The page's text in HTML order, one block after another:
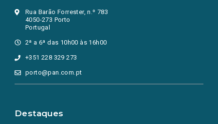
Rua Barão Forrester, n.º 783
4050-273 Porto
Portugal
2ª a 6ª das 10h00 às 16h00
+351 228 329 273
porto@pan.com.pt
Destaques